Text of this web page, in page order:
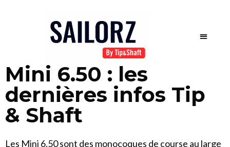
Mini 6.50 : les
dernières infos Tip
& Shaft
Les Mini 6.50 sont des monocoques de course au large